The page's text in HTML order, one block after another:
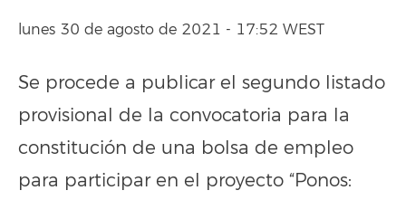
lunes 30 de agosto de 2021 - 17:52 WEST
Se procede a publicar el segundo listado
provisional de la convocatoria para la
constitución de una bolsa de empleo
para participar en el proyecto “Ponos: